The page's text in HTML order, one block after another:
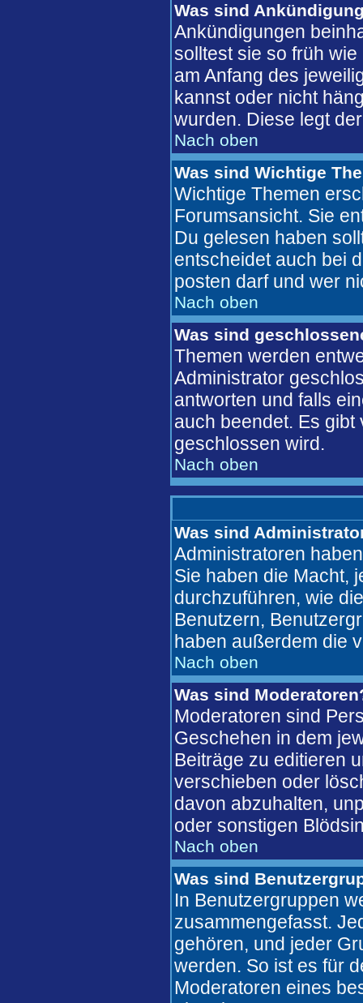
Was sind
Ankündigungen
solltest sie so früh
am Anfang des
kannst oder nicht
wurden. Diese legt
Nach oben
Was sind Wichtige
Wichtige Themen
Forumsansicht. Sie
Du gelesen haben
entscheidet auch bei
posten darf und wer
Nach oben
Was sind
Themen werden
Administrator
antworten und falls
auch beendet. Es
geschlossen wird.
Nach oben
Was sind
Administratoren
Sie haben die Macht,
durchzuführen, wie
Benutzern,
haben außerdem die
Nach oben
Was sind
Moderatoren sind
Geschehen in dem
Beiträge zu editieren
verschieben oder
davon abzuhalten,
oder sonstigen
Nach oben
Was sind
In Benutzergruppen
zusammengefasst.
gehören, und jeder
werden. So ist es für
Moderatoren eines